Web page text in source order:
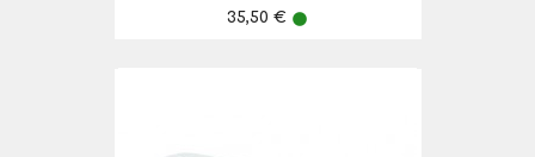
Preço
35,50 € lens